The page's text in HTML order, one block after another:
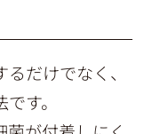
だけでなく、
す。